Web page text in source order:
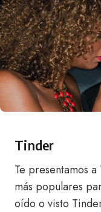
Tinder
Te presentamos
más populares
oído o visto